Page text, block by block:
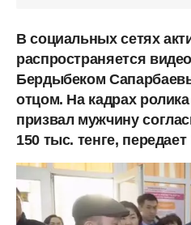
В социальных сетях
распространяется
Бердыбеком
отцом. На кадрах
призвал мужчину
150 тыс. тенге, передает